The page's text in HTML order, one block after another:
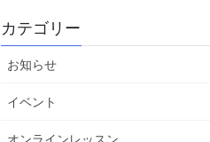
カテゴリー
お知らせ
イベント